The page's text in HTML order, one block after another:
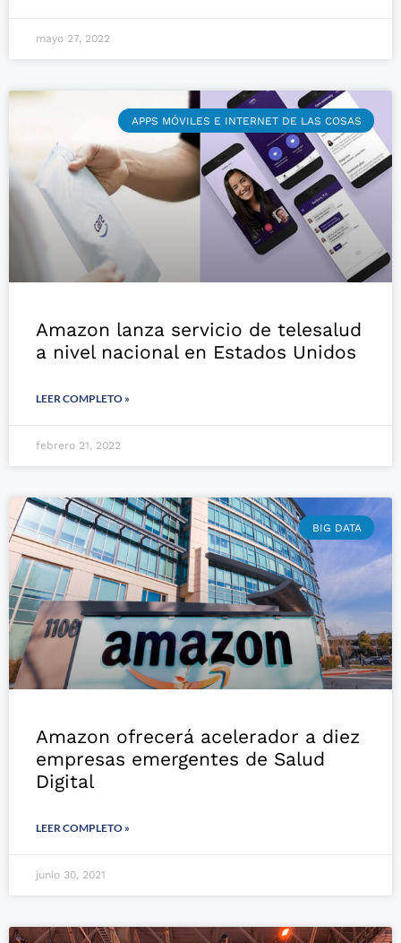
mayo 27, 2022
APPS MÓVILES E INTERNET DE LAS COSAS
Amazon lanza servicio de telesalud
a nivel nacional en Estados Unidos
LEER COMPLETO »
febrero 21, 2022
BIG DATA
Amazon ofrecerá acelerador a diez
empresas emergentes de Salud
Digital
LEER COMPLETO »
junio 30, 2021